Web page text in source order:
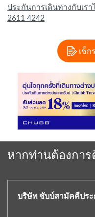
ประกันการเดินทางกับเร
2611 4242
เช็ก
หากท่านต้องการ
บริษัท ชับบ์สามัคคีปร